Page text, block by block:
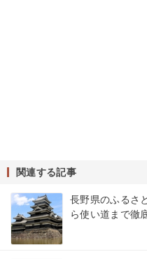
関連する記事
長野県のふるさ
ら使い道まで徹